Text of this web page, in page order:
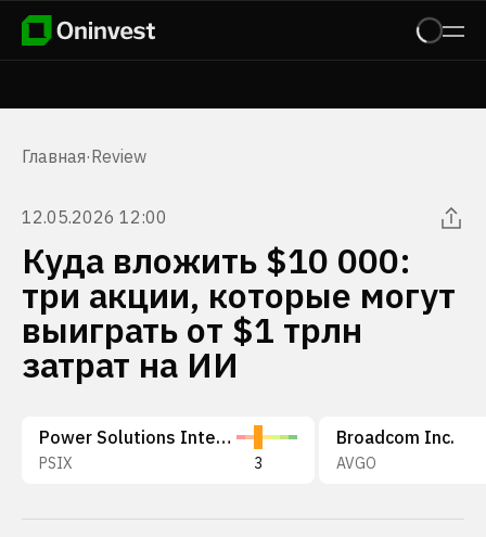
Главная·Review
12.05.2026 12:00
Куда вложить $10 000:
три акции, которые могут
выиграть от $1 трлн
затрат на ИИ
Power Solutions International, Inc.
PSIX 3
Broadcom Inc.
AVGO